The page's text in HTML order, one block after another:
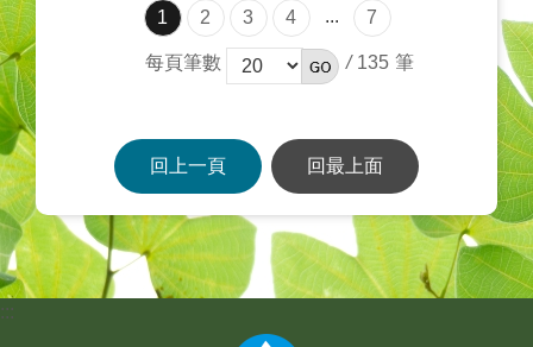
1 2 3 4 ... 7
每頁筆數 / 135
回上一頁 回最上面
:::